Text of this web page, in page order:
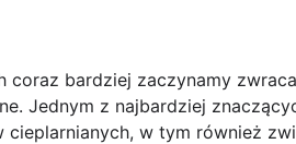
coraz bardziej zaczynamy
Jednym z najbardziej
w tym również